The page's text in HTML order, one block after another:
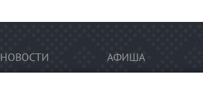
НОВОСТИ АФИША